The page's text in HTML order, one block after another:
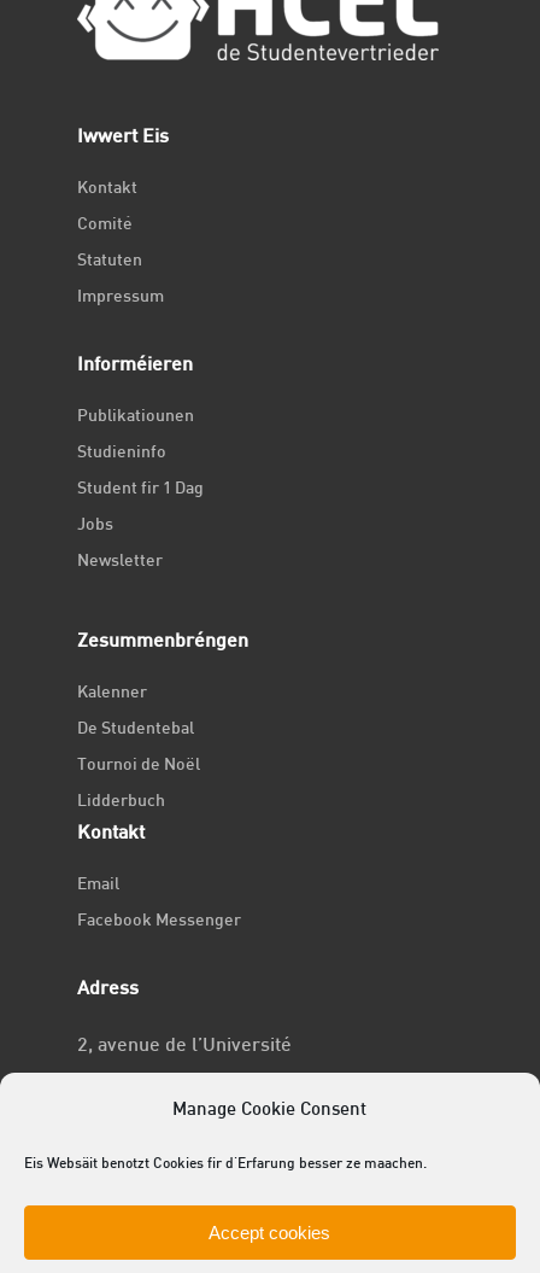
Manage Cookie Consent
Eis Websäit benotzt Cookies fir d'Erfarung besser ze maachen.
Accept cookies
Iwwert Eis
Kontakt
Comité
Statuten
Impressum
Informéieren
Publikatiounen
Studieninfo
Student fir 1 Dag
Jobs
Newsletter
Zesummenbréngen
Kalenner
De Studentebal
Tournoi de Noël
Lidderbuch
Kontakt
Email
Facebook Messenger
Adress
2, avenue de l’Université
No RCSL